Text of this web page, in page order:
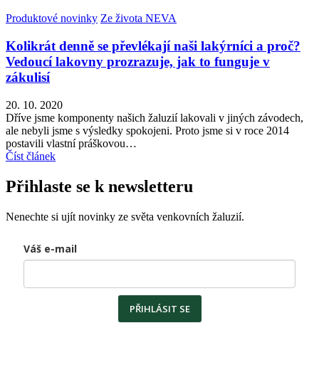
Produktové novinky Ze života NEVA
Kolikrát denně se převlékají naši lakýrníci a proč?
Vedoucí lakovny prozrazuje, jak to funguje v
zákulisí
20. 10. 2020
Dříve jsme komponenty našich žaluzií lakovali v jiných závodech,
ale nebyli jsme s výsledky spokojeni. Proto jsme si v roce 2014
postavili vlastní práškovou…
Číst článek
Přihlaste se k newsletteru
Nenechte si ujít novinky ze světa venkovních žaluzií.
Váš e-mail
PŘIHLÁSIT SE